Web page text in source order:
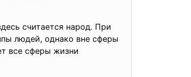
считается народ. При
людей, однако вне сферы
все сферы жизни